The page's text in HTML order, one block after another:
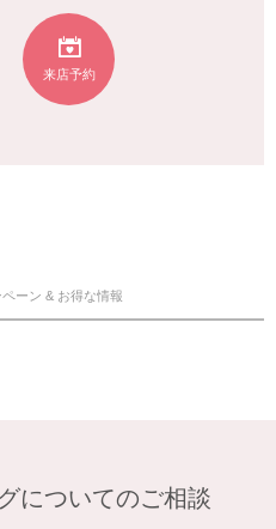
来店予約
ペーン & お得な情報
についてのご相談